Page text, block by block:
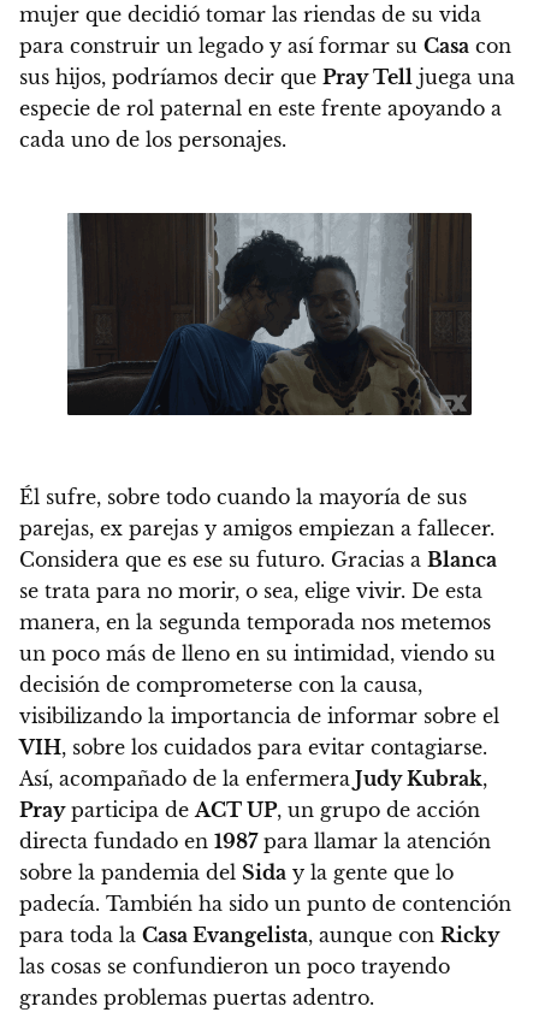
mujer que decidió tomar las riendas de su vida
para construir un legado y así formar su Casa con
sus hijos, podríamos decir que Pray Tell juega una
especie de rol paternal en este frente apoyando a
cada uno de los personajes.
Él sufre, sobre todo cuando la mayoría de sus
parejas, ex parejas y amigos empiezan a fallecer.
Considera que es ese su futuro. Gracias a Blanca
se trata para no morir, o sea, elige vivir. De esta
manera, en la segunda temporada nos metemos
un poco más de lleno en su intimidad, viendo su
decisión de comprometerse con la causa,
visibilizando la importancia de informar sobre el
VIH, sobre los cuidados para evitar contagiarse.
Así, acompañado de la enfermera Judy Kubrak,
Prayparticipa de ACT UP, un grupo de acción
directa fundado en 1987para llamar la atención
sobre la pandemia del Sida y la gente que lo
padecía. También ha sido un punto de contención
para toda la Casa Evangelista, aunque con Ricky
las cosas se confundieron un poco trayendo
grandes problemas puertas adentro.